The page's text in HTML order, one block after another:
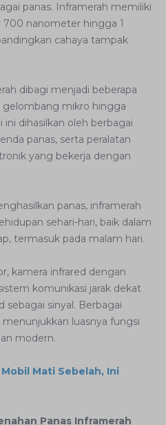
panas. Inframerah memiliki
nanometer hingga 1
cahaya tampak
dibagi menjadi beberapa
gelombang mikro hingga
dihasilkan oleh berbagai
panas, serta peralatan
yang bekerja dengan
panas, inframerah
sehari-hari, baik dalam
termasuk pada malam hari.
kamera infrared dengan
komunikasi jarak dekat
sebagai sinyal. Berbagai
luasnya fungsi
modern.
Mati Sebelah, Ini
Panas Inframerah